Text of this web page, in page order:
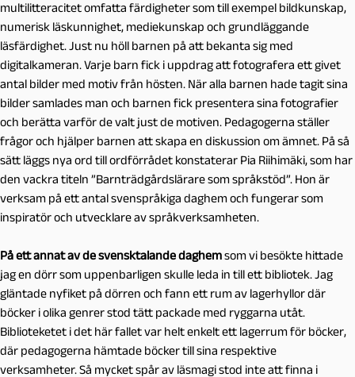
multilitteracitet omfatta färdigheter som till exempel bildkunskap,
numerisk läskunnighet, mediekunskap och grundläggande
läsfärdighet. Just nu höll barnen på att bekanta sig med
digitalkameran. Varje barn fick i uppdrag att fotografera ett givet
antal bilder med motiv från hösten. När alla barnen hade tagit sina
bilder samlades man och barnen fick presentera sina fotografier
och berätta varför de valt just de motiven. Pedagogerna ställer
frågor och hjälper barnen att skapa en diskussion om ämnet. På så
sätt läggs nya ord till ordförrådet konstaterar Pia Riihimäki, som har
den vackra titeln ”Barnträdgårdslärare som språkstöd”. Hon är
verksam på ett antal svenspråkiga daghem och fungerar som
inspiratör och utvecklare av språkverksamheten.
På ett annat av de svensktalande daghemsom vi besökte hittade
jag en dörr som uppenbarligen skulle leda in till ett bibliotek. Jag
gläntade nyfiket på dörren och fann ett rum av lagerhyllor där
böcker i olika genrer stod tätt packade med ryggarna utåt.
Biblioteketet i det här fallet var helt enkelt ett lagerrum för böcker,
där pedagogerna hämtade böcker till sina respektive
verksamheter. Så mycket spår av läsmagi stod inte att finna i